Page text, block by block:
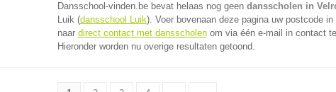
Dansschool-vinden.be bevat helaas nog geen dansscholen in
Luik (dansschool Luik). Voer bovenaan deze pagina uw postcode
naar direct contact met dansscholenom via één e-mail in contact
Hieronder worden nu overige resultaten getoond.